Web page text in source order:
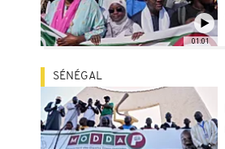
01:01
SÉNÉGAL